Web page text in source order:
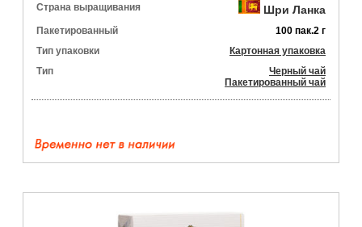
Страна выращивания Шри Ланка
Пакетированный
100 пак.2 г
Тип упаковки
Картонная упаковка
Тип
Черный чай
Пакетированный чай